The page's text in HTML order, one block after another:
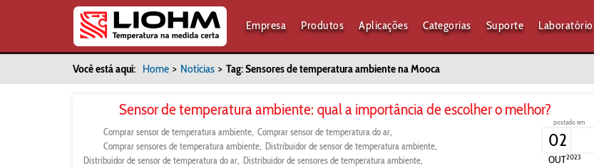
Empresa Produtos Aplicações Categorias Suporte Laboratório
Você está aqui: Home > Notícias > Tag: Sensores de temperatura ambiente na Mooca
Sensor de temperatura ambiente: qual a importância de escolher o melhor?
postado em
02
OUT2023
Comprar sensor de temperatura ambiente Comprar sensor de temperatura do ar
Comprar sensores de temperatura ambiente Distribuidor de sensor de temperatura ambiente
Distribuidor de sensor de temperatura do ar Distribuidor de sensores de temperatura ambiente